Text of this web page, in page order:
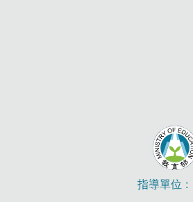
指導單位 :